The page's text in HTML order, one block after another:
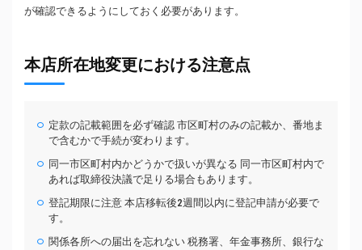
が確認できるようにしておく必要があります。
本店所在地変更における注意点
定款の記載範囲を必ず確認 市区町村のみの記載か、番地ま
で含むかで手続が変わります。
同一市区町村内かどうかで扱いが異なる 同一市区町村内で
あれば取締役決議で足りる場合もあります。
登記期限に注意 本店移転後2週間以内に登記申請が必要で
す。
関係各所への届出を忘れない 税務署、年金事務所、銀行な